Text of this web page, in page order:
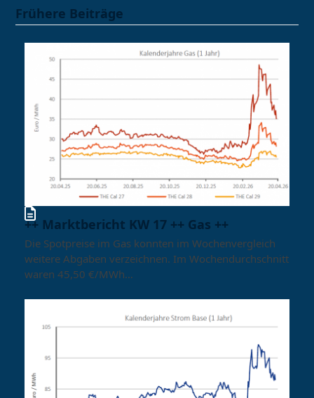
Frühere Beiträge
++ Marktbericht KW 17 ++ Gas ++
Die Spotpreise im Gas konnten im Wochenvergleich
weitere Abgaben verzeichnen. Im Wochendurchschnitt
waren 45,50 €/MWh…